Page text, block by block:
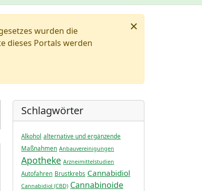
×
wurden die
dieses Portals werden
Schlagwörter
Alkohol alternative und ergänzende
Maßnahmen Anbauvereinigungen
Apotheke Arzneimittelstudien
Autofahren Brustkrebs Cannabidiol
Cannabidiol (CBD) Cannabinoide